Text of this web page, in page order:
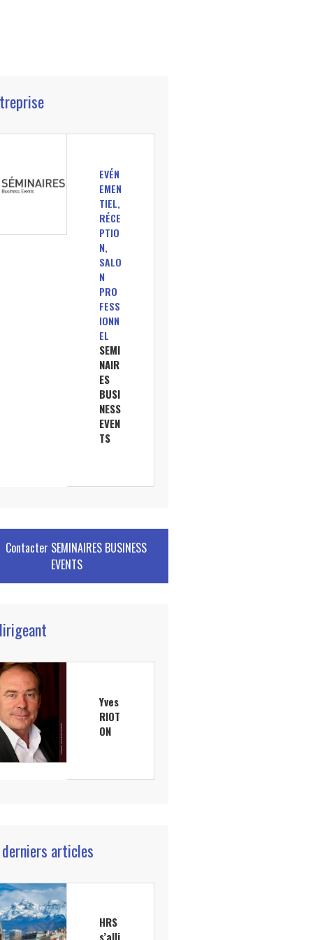
EVÉN
EMEN
TIEL,
RÉCE
PTIO
N,
SALO
N
PRO
FESS
IONN
EL
SEMI
NAIR
ES
BUSI
NESS
EVEN
TS
Contacter SEMINAIRES BUSINESS
EVENTS
Yves
RIOT
ON
articles
HRS
s’alli